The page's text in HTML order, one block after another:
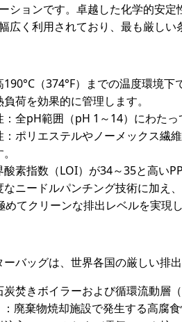
ションです。卓越した化学的安
広く利用されており、最も厳し
（374°F）までの温度環境
荷を効果的に管理します。
全pH範囲（pH 1～14）にわた
ポリエステルやノーメックス繊
素指数（LOI）が34～35と高い
ニードルパンチング技術に加え
てクリーンな排出レベルを実現
バッグは、世界各国の厳しい排
焚きボイラーおよび循環流動層
廃棄物焼却施設で発生する高腐